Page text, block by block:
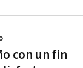
con un fin